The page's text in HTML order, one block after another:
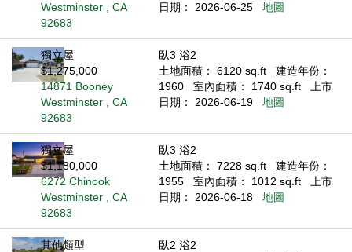
Westminster , CA
92683
日期： 2026-06-25
地圖
獨立屋
$1,275,000
14871 Booney
Westminster , CA
92683
臥3 浴2
土地面積： 6120 sq.ft
建造年份：
1960
室內面積： 1740 sq.ft
上市
日期： 2026-06-19
地圖
獨立屋
$1,180,000
6272 Chinook
Westminster , CA
92683
臥3 浴2
土地面積： 7228 sq.ft
建造年份：
1955
室內面積： 1012 sq.ft
上市
日期： 2026-06-18
地圖
其他類型
臥2 浴2